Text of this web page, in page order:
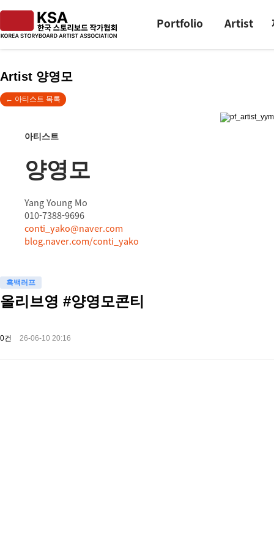
Portfolio Artist
Artist 양영모
← 아티스트 목록
아티스트
양영모
Yang Young Mo
010-7388-9696
conti_yako@naver.com
blog.naver.com/conti_yako
흑백러프
올리브영 #양영모콘티
0건 26-06-10 20:16